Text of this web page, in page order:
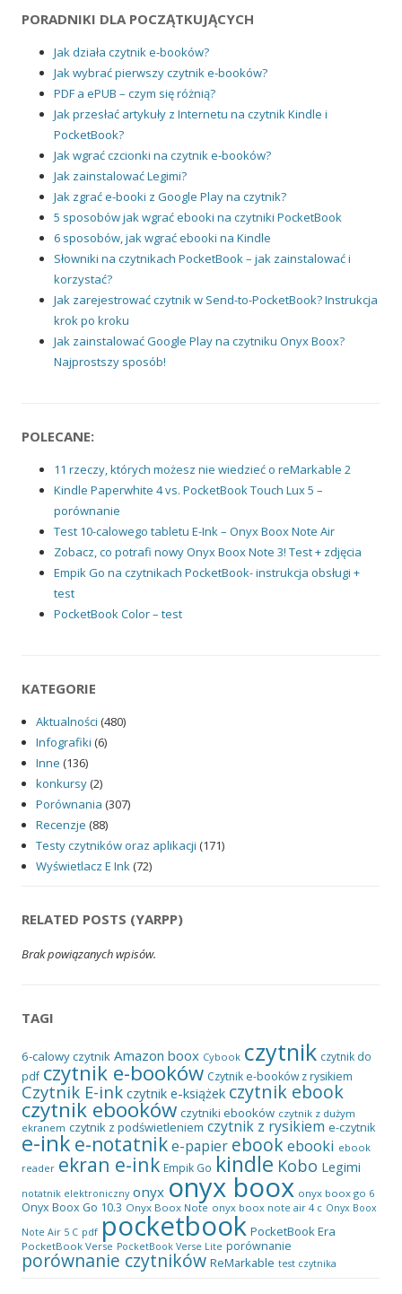
PORADNIKI DLA POCZĄTKUJĄCYCH
Jak działa czytnik e-booków?
Jak wybrać pierwszy czytnik e-booków?
PDF a ePUB – czym się różnią?
Jak przesłać artykuły z Internetu na czytnik Kindle i
PocketBook?
Jak wgrać czcionki na czytnik e-booków?
Jak zainstalować Legimi?
Jak zgrać e-booki z Google Play na czytnik?
5 sposobów jak wgrać ebooki na czytniki PocketBook
6 sposobów, jak wgrać ebooki na Kindle
Słowniki na czytnikach PocketBook – jak zainstalować i
korzystać?
Jak zarejestrować czytnik w Send-to-PocketBook? Instrukcja
krok po kroku
Jak zainstalować Google Play na czytniku Onyx Boox?
Najprostszy sposób!
POLECANE:
11 rzeczy, których możesz nie wiedzieć o reMarkable 2
Kindle Paperwhite 4 vs. PocketBook Touch Lux 5 –
porównanie
Test 10-calowego tabletu E-Ink – Onyx Boox Note Air
Zobacz, co potrafi nowy Onyx Boox Note 3! Test + zdjęcia
Empik Go na czytnikach PocketBook- instrukcja obsługi +
test
PocketBook Color – test
KATEGORIE
Aktualności (480)
Infografiki (6)
Inne (136)
konkursy(2)
Porównania (307)
Recenzje (88)
Testy czytników oraz aplikacji (171)
Wyświetlacz E Ink(72)
RELATED POSTS (YARPP)
Brak powiązanych wpisów.
TAGI
6-calowy czytnik Amazon boox Cybook czytnik czytnik do
pdf czytnik e-booków Czytnik e-booków z rysikiem
Czytnik E-ink czytnik e-książek czytnik ebook
czytnik ebooków czytniki ebooków czytnik z dużym
ekranem czytnik z podświetleniem czytnik z rysikiem e-czytnik
e-ink e-notatnike-papier ebookebooki ebook
reader ekran e-ink Empik Go kindle Kobo Legimi
notatnik elektroniczny onyx onyx boox onyx boox go 6
Onyx Boox Go 10.3 Onyx Boox Note onyx boox note air 4 c Onyx Boox
Note Air 5 C pdf pocketbook PocketBook Era
PocketBook Verse PocketBook Verse Lite porównanie
porównanie czytników ReMarkable test czytnika